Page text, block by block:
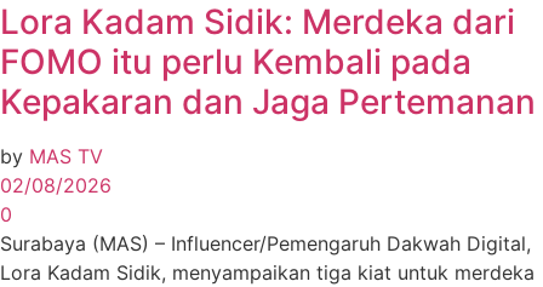
Lora Kadam Sidik: Merdeka dari
FOMO itu perlu Kembali pada
Kepakaran dan Jaga Pertemanan
by MAS TV
02/08/2026
0
Surabaya (MAS) – Influencer/Pemengaruh Dakwah Digital,
Lora Kadam Sidik, menyampaikan tiga kiat untuk merdeka